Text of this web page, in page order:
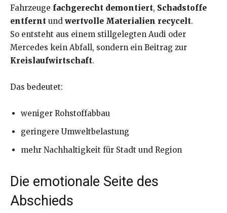
Fahrzeuge fachgerecht demontiert, Schadstoffe
entfernt und wertvolle Materialien recycelt.
So entsteht aus einem stillgelegten Audi oder
Mercedes kein Abfall, sondern ein Beitrag zur
Kreislaufwirtschaft.
Das bedeutet:
weniger Rohstoffabbau
geringere Umweltbelastung
mehr Nachhaltigkeit für Stadt und Region
Die emotionale Seite des
Abschieds